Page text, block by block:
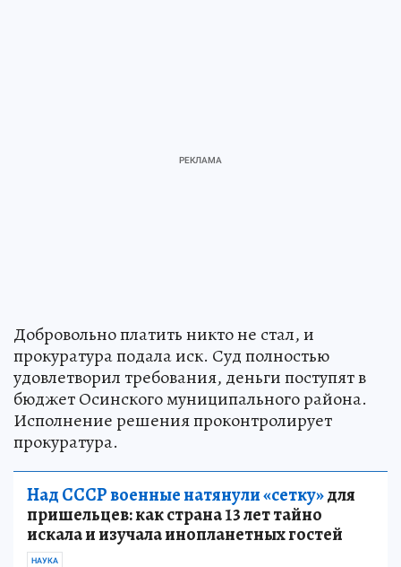
Добровольно платить никто не стал, и
прокуратура подала иск. Суд полностью
удовлетворил требования, деньги поступят в
бюджет Осинского муниципального района.
Исполнение решения проконтролирует
прокуратура.
Над СССР военные натянули «сетку»для
пришельцев: как страна 13 лет тайно
искала и изучала инопланетных гостей
НАУКА